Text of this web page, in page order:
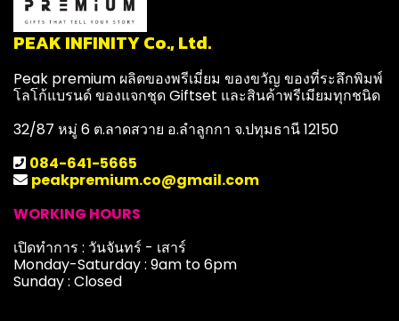
PEAK INFINITY Co., Ltd.
Peak premium ผลิตของพรีเมี่ยม ของขวัญ ของที่ระลึกพิมพ์
โลโก้แบรนด์ ของแจกชุด Giftset และสินค้าพรีเมียมทุกชนิด
32/87 หมู่ 6 ต.ลาดสวาย อ.ลำลูกกา จ.ปทุมธานี 12150
084-641-5665
peakpremium.co@gmail.com
WORKING HOURS
เปิดทำการ : วันจันทร์ - เสาร์
Monday-Saturday : 9am to 6pm
Sunday : Closed